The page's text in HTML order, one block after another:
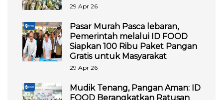
29 Apr 26
Pasar Murah Pasca lebaran,
Pemerintah melalui ID FOOD
Siapkan 100 Ribu Paket Pangan
Gratis untuk Masyarakat
29 Apr 26
Mudik Tenang, Pangan Aman: ID
FOOD Berangkatkan Ratusan